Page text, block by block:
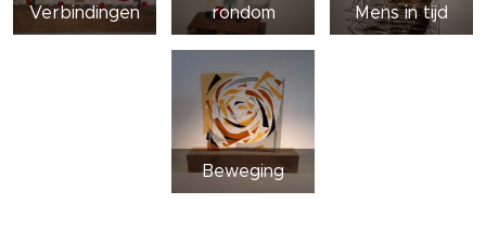
Verbindingen
rondom
Mens in tijd
Beweging